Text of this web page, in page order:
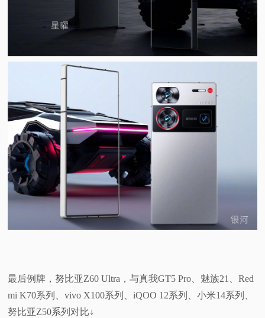
最后例牌，努比亚Z60 Ultra，与真我GT5 Pro、魅族21、Red
mi K70系列、vivo X100系列、iQOO 12系列、小米14系列、
努比亚Z50系列对比↓